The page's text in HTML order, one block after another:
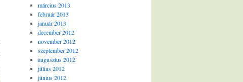
március 2013
február 2013
január 2013
december 2012
november 2012
szeptember 2012
augusztus 2012
július 2012
június 2012